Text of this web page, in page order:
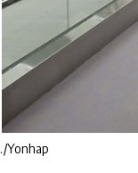
./Yonhap